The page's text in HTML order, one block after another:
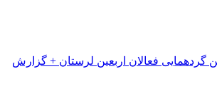
گردهمایی فعالان اربعین لرستان + گزارش